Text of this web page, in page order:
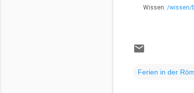
Wissen: /wissen/
Ferien in der